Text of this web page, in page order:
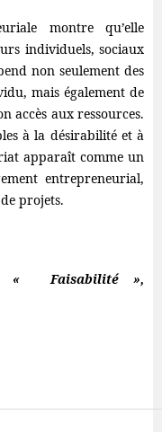
montre qu’elle
individuels, sociaux
non seulement des
mais également de
accès aux ressources.
à la désirabilité et à
apparaît comme un
entrepreneurial,
projets.
, « Faisabilité »,